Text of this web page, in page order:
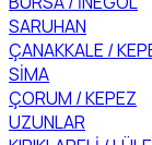
SARUHAN
ÇANAKKALE /
SİMA
ÇORUM / KEPEZ
UZUNLAR